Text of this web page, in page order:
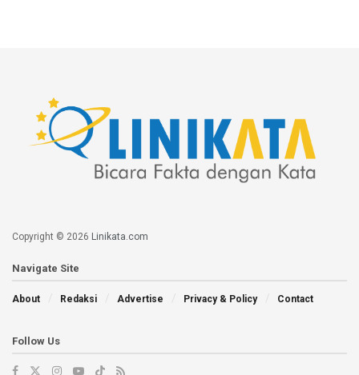
Copyright © 2026 Linikata.com
Navigate Site
About Redaksi Advertise Privacy & Policy Contact
Follow Us